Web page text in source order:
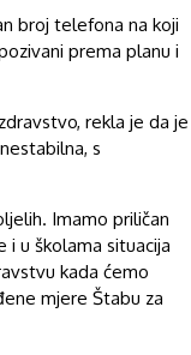
broj telefona na koji
prema planu i
rekla je da je
s
Imamo priličan
i u školama situacija
kada ćemo
mjere Štabu za